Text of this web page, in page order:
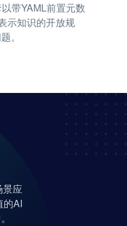
带YAML前置元数
示知识的开放规
。
景应
的AI